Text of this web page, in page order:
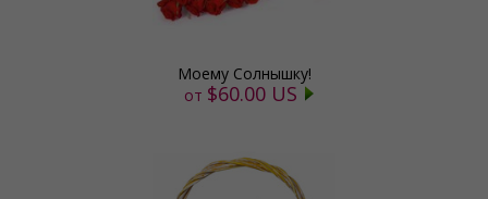
Моему Солнышку!
от $60.00 US